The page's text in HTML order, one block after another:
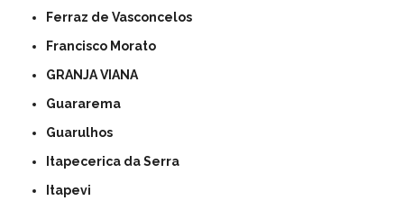
Ferraz de Vasconcelos
Francisco Morato
GRANJA VIANA
Guararema
Guarulhos
Itapecerica da Serra
Itapevi